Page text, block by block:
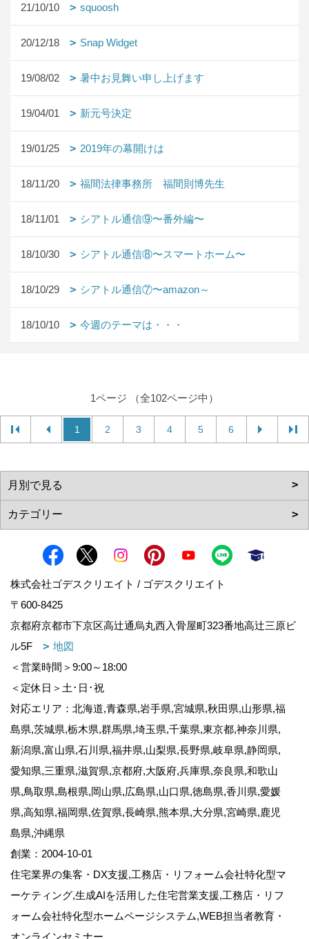
21/10/10 squoosh
20/12/18 Snap Widget
19/08/02 暑中お見舞い申し上げます
19/04/01 新元号決定
19/01/25 2019年の幕開けは
18/11/20 福間法律事務所 福間則博先生
18/11/01 シアトル通信⑨〜番外編〜
18/10/30 シアトル通信⑧〜スマートホーム〜
18/10/29 シアトル通信⑦〜amazon～
18/10/10 今週のテーマは・・・
1ページ （全102ページ中）
1 2 3 4 5 6
株式会社ゴデスクリエイト / ゴデスクリエイト
〒600-8425
京都府京都市下京区高辻通烏丸西入骨屋町323番地高辻三原ビ
ル5F
地図
＜営業時間＞9:00～18:00
＜定休日＞土･日･祝
対応エリア：北海道,青森県,岩手県,宮城県,秋田県,山形県,福
島県,茨城県,栃木県,群馬県,埼玉県,千葉県,東京都,神奈川県,
新潟県,富山県,石川県,福井県,山梨県,長野県,岐阜県,静岡県,
愛知県,三重県,滋賀県,京都府,大阪府,兵庫県,奈良県,和歌山
県,鳥取県,島根県,岡山県,広島県,山口県,徳島県,香川県,愛媛
県,高知県,福岡県,佐賀県,長崎県,熊本県,大分県,宮崎県,鹿児
島県,沖縄県
創業：2004-10-01
住宅業界の集客・DX支援,工務店・リフォーム会社特化型マ
ーケティング,生成AIを活用した住宅営業支援,工務店・リフ
ォーム会社特化型ホームページシステム,WEB担当者教育・
オンラインセミナー